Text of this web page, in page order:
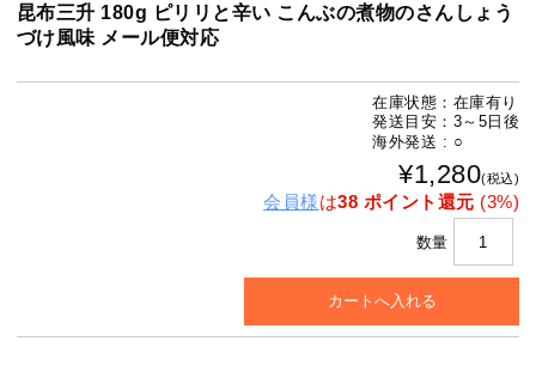
昆布三升 180g ピリリと辛い こんぶの煮物のさんしょう
づけ風味 メール便対応
在庫状態：在庫有り
発送目安：3～5日後
海外発送 : ○
¥1,280(税込)
会員様は38 ポイント還元 (3%)
数量